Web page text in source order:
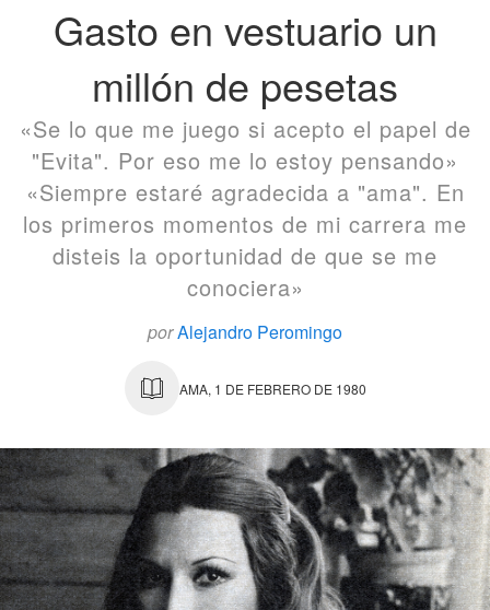
Gasto en vestuario un
millón de pesetas
«Se lo que me juego si acepto el papel de
"Evita". Por eso me lo estoy pensando»
«Siempre estaré agradecida a "ama". En
los primeros momentos de mi carrera me
disteis la oportunidad de que se me
conociera»
porAlejandro Peromingo
AMA, 1 DE FEBRERO DE 1980